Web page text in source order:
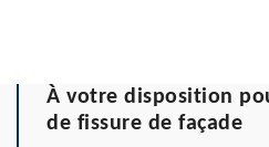
À votre disposition
de fissure de façade